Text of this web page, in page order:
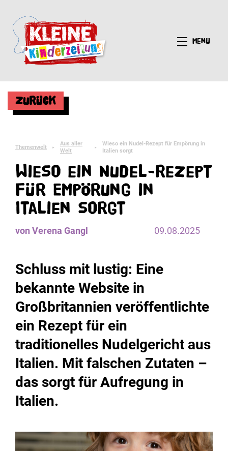
Menü
Zurück
Themenwelt ►
Aus aller
Welt
►
Wieso ein Nudel-Rezept für Empörung in
Italien sorgt
Wieso ein Nudel-Rezept
für Empörung in
Italien sorgt
von Verena Gangl 09.08.2025
Schluss mit lustig: Eine
bekannte Website in
Großbritannien veröffentlichte
ein Rezept für ein
traditionelles Nudelgericht aus
Italien. Mit falschen Zutaten –
das sorgt für Aufregung in
Italien.